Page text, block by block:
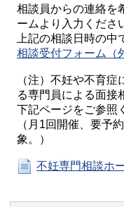
相談員からの連絡を
ームより入力くださ
上記の相談日時の中
相談受付フォーム（
（注）不妊や不育
る専門員による面接
下記ページをご参照
（月1回開催、要予
象。）
不妊専門相談ホ